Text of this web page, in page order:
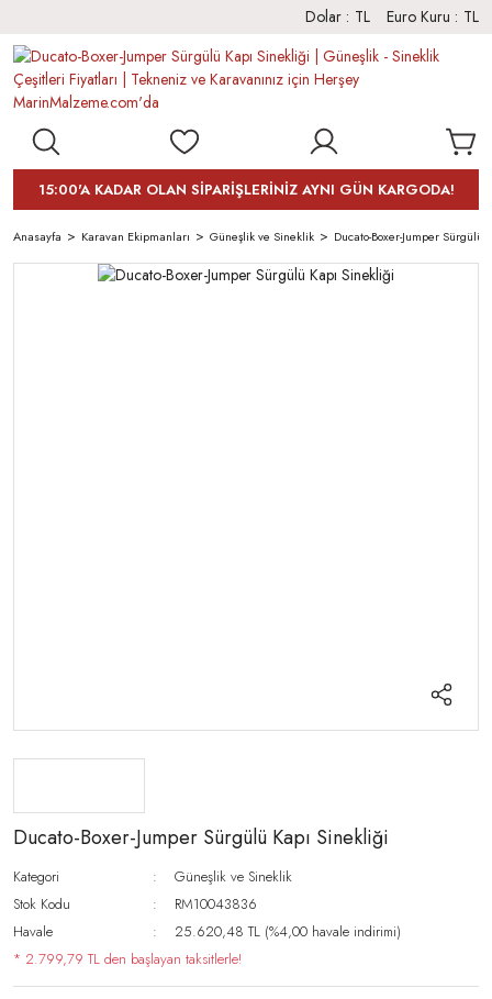
Dolar : TL Euro Kuru : TL
15:00'A KADAR OLAN SİPARİŞLERİNİZ AYNI GÜN KARGODA!
Anasayfa Karavan Ekipmanları Güneşlik ve Sineklik Ducato-Boxer-Jumper Sürgülü
Ducato-Boxer-Jumper Sürgülü Kapı Sinekliği
Kategori
Güneşlik ve Sineklik
Stok Kodu
RM10043836
Havale
25.620,48 TL (%4,00 havale indirimi)
* 2.799,79 TL den başlayan taksitlerle!